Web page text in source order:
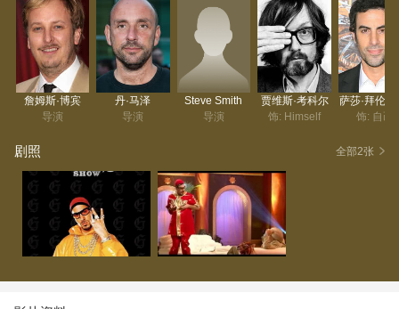
詹姆斯·博宾
导演
丹·马泽
导演
Steve Smith
导演
贾维斯·考科尔
饰: Himself
萨莎·拜伦·
饰: 自己
剧照 全部2张